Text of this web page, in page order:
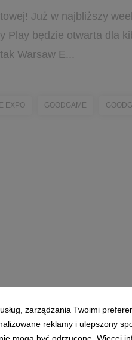
Już w najbliższy
Play będzie otwarta dla
Warsaw E...
EXPO GOODGAME
zarządzania Twoimi
reklamy i ulepszony